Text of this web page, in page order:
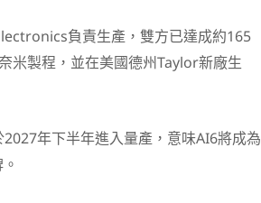
負責生產，雙方已達成約165
米製程，並在美國德州Taylor新廠生
年下半年進入量產，意味AI6將成為